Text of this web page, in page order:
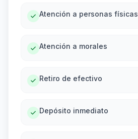
Atención a personas físicas
Atención a morales
Retiro de efectivo
Depósito inmediato